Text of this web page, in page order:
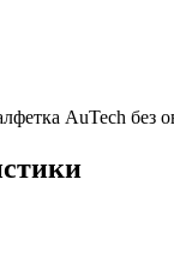
AuTech без